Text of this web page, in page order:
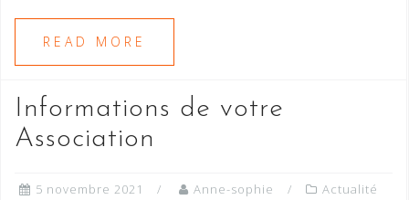
READ MORE
Informations de votre
Association
5 novembre 2021 Anne-sophie
Actualité